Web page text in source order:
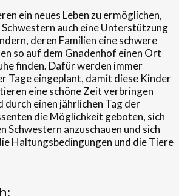
ein neues Leben zu ermöglichen,
auch eine Unterstützung
deren Familien eine schwere
so auf dem Gnadenhof einen Ort
finden. Dafür werden immer
Tage eingeplant, damit diese Kinder
eine schöne Zeit verbringen
durch einen jährlichen Tag der
die Möglichkeit geboten, sich
Schwestern anzuschauen und sich
Haltungsbedingungen und die Tiere